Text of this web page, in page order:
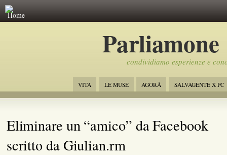
Home
Parliamone
condividiamo esperienze e
VITA LE MUSE AGORÀ SALVAGENTE X PC
Eliminare un “amico” da Facebook
scritto da Giulian.rm